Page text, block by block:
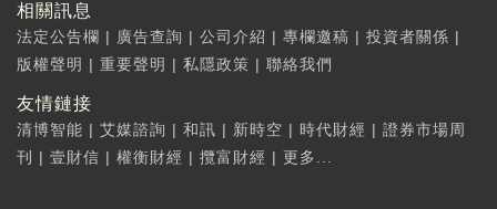
相關訊息
法定公告欄 | 廣告查詢 | 公司介紹 | 專欄邀稿 | 投資者關係 |
版權聲明 | 重要聲明 | 私隱政策 | 聯絡我們
友情鏈接
清博智能 | 艾媒諮詢 | 和訊 | 新時空 | 時代財經 | 證券市場周
刊
| 壹財信 | 權衡財經 | 攬富財經 | 更多...